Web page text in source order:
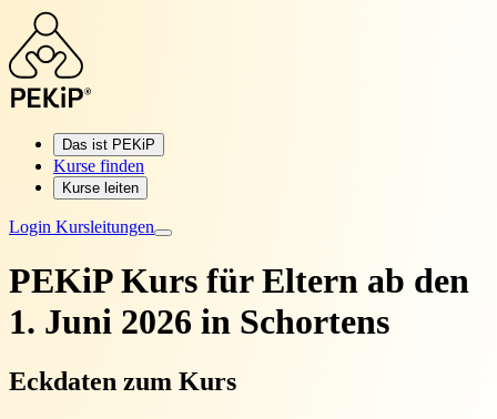
Das ist PEKiP
Kurse finden
Kurse leiten
Login Kursleitungen
PEKiP Kurs für Eltern ab den
1. Juni 2026 in Schortens
Eckdaten zum Kurs